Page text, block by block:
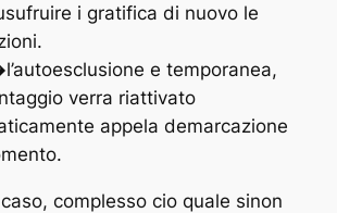
i gratifica di nuovo le
e temporanea,
verra riattivato
appela demarcazione
complesso cio quale sinon